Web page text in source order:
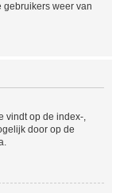
weer van
vindt op de index-,
door op de